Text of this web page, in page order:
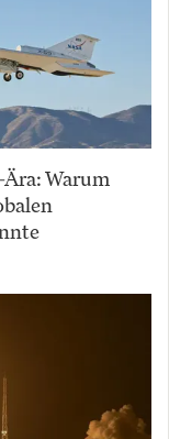
Ära: Warum